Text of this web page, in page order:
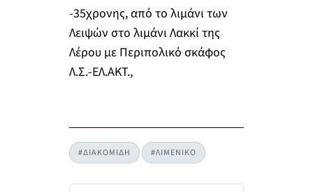
-35χρονης, από το λιμάνι των
Λειψών στο λιμάνι Λακκί της
Λέρου με Περιπολικό σκάφος
Λ.Σ.-ΕΛ.ΑΚΤ.,
#ΔΙΑΚΟΜΙΔΗ #ΛΙΜΕΝΙΚΟ